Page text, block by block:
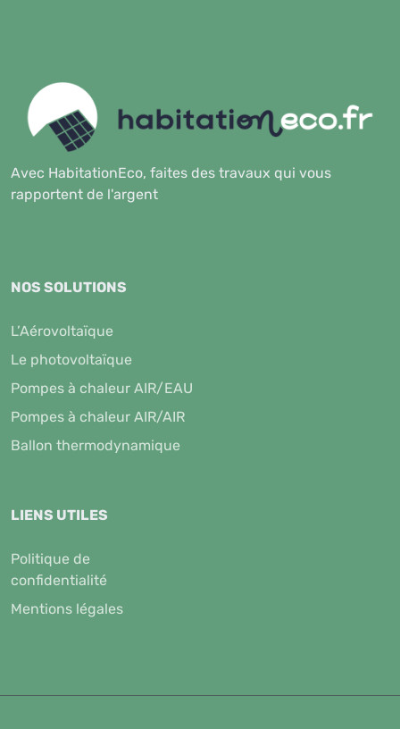
Avec HabitationEco, faites des travaux qui vous
rapportent de l'argent
NOS SOLUTIONS
L’Aérovoltaïque
Le photovoltaïque
Pompes à chaleur AIR/EAU
Pompes à chaleur AIR/AIR
Ballon thermodynamique
LIENS UTILES
Politique de
confidentialité
Mentions légales